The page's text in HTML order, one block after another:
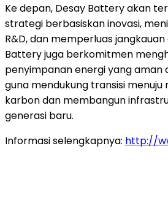
Ke depan, Desay Battery akan
strategi berbasiskan inovasi,
R&D, dan memperluas
Battery juga berkomitmen
penyimpanan energi yang aman
guna mendukung transisi
karbon dan membangun
generasi baru.
Informasi selengkapnya: http://